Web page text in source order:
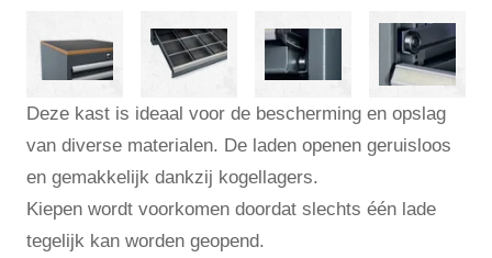
Deze kast is ideaal voor de bescherming en opslag
van diverse materialen. De laden openen geruisloos
en gemakkelijk dankzij kogellagers.
Kiepen wordt voorkomen doordat slechts één lade
tegelijk kan worden geopend.